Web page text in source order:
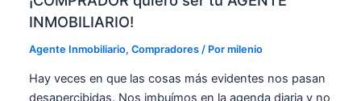
INMOBILIARIO!
Agente Inmobiliario,Compradores / Pormilenio
Hay veces en que las cosas más evidentes nos pasan
desapercibidas. Nos imbuímos en la agenda diaria y no